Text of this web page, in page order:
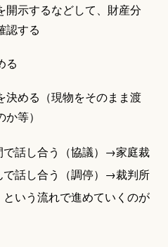
示するなどして、財産分
認する
る
める（現物をそのまま渡
等）
で話し合う（協議）→家庭裁
で話し合う（調停）→裁判所
いう流れで進めていくのが